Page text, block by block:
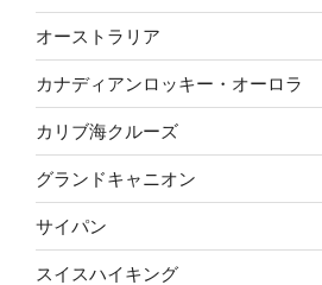
オーストラリア
カナディアンロッキー・オーロラ
カリブ海クルーズ
グランドキャニオン
サイパン
スイスハイキング